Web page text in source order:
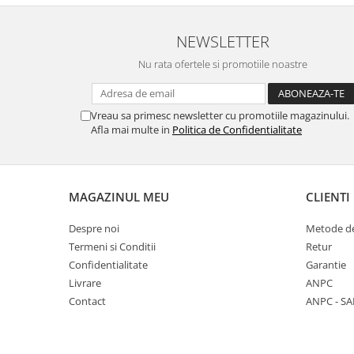
NEWSLETTER
Nu rata ofertele si promotiile noastre
Vreau sa primesc newsletter cu promotiile magazinului.
Afla mai multe in Politica de Confidentialitate
MAGAZINUL MEU
Despre noi
Termeni si Conditii
Confidentialitate
Livrare
Contact
CLIENTI
Metode
Retur
Garantie
ANPC
ANPC -